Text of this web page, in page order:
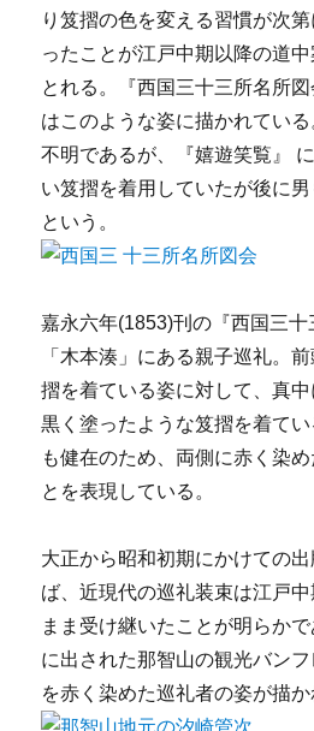
り笈摺の色を変える習慣が次
ったことが江戸中期以降の道
とれる。『西国三十三所名所
はこのような姿に描かれてい
不明であるが、『嬉遊笑覧』
い笈摺を着用していたが後に
という。
嘉永六年(1853)刊の『西国三十
「木本湊」にある親子巡礼。
摺を着ている姿に対して、真
黒く塗ったような笈摺を着て
も健在のため、両側に赤く染
とを表現している。
大正から昭和初期にかけての
ば、近現代の巡礼装束は江戸
まま受け継いたことが明らか
に出された那智山の観光バン
を赤く染めた巡礼者の姿が描か